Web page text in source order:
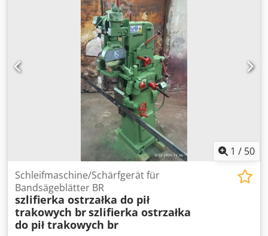
1 / 50
Schleifmaschine/Schärfgerät für
Bandsägeblätter BR
szlifierka ostrzałka do pił
trakowych brszlifierka ostrzałka
do pił trakowych br